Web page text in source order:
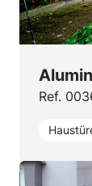
Ref.